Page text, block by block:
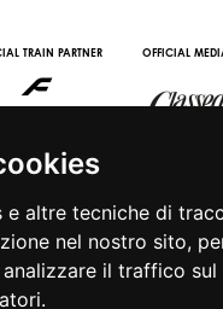
e altre tecniche di
nel nostro sito,
il traffico
TRAIN PARTNER OFFICIAL
|